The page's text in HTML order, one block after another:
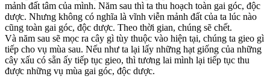
mảnh đất tâm của mình. Năm sau thì ta thu hoạch toàn gai góc, độc
dược. Nhưng không có nghĩa là vĩnh viễn mảnh đất của ta lúc nào
cũng toàn gai góc, độc dược. Theo thời gian, chúng sẽ chết.
Và năm sau sẽ mọc ra cây gì tùy thuộc vào hiện tại, chúng ta gieo gì
tiếp cho vụ mùa sau. Nếu như ta lại lấy những hạt giống của những
cây xấu có sẵn ấy tiếp tục gieo, thì tương lai mình lại tiếp tục thu
được những vụ mùa gai góc, độc dược.